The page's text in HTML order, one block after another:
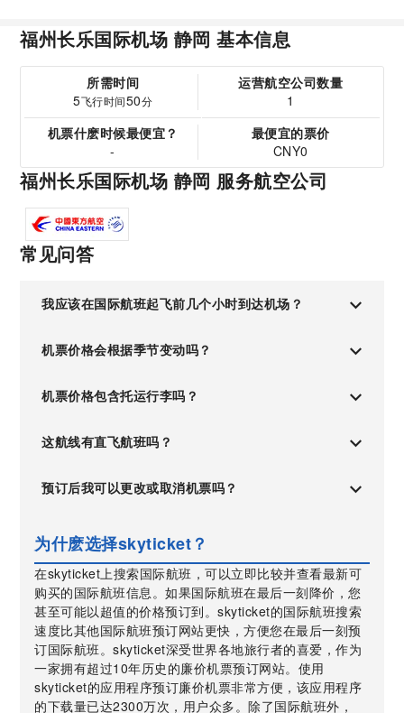
福州长乐国际机场 静岡 基本信息
所需时间
5飞行时间50分
运营航空公司数量
1
机票什麽时候最便宜？
-
最便宜的票价
CNY0
福州长乐国际机场 静岡 服务航空公司
常见问答
我应该在国际航班起飞前几个小时到达机场？
机票价格会根据季节变动吗？
机票价格包含托运行李吗？
这航线有直飞航班吗？
预订后我可以更改或取消机票吗？
为什麽选择skyticket？
在skyticket上搜索国际航班，可以立即比较并查看最新可
购买的国际航班信息。如果国际航班在最后一刻降价，您
甚至可能以超值的价格预订到。skyticket的国际航班搜索
速度比其他国际航班预订网站更快，方便您在最后一刻预
订国际航班。skyticket深受世界各地旅行者的喜爱，作为
一家拥有超过10年历史的廉价机票预订网站。使用
skyticket的应用程序预订廉价机票非常方便，该应用程序
的下载量已达2300万次，用户众多。除了国际航班外，